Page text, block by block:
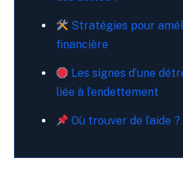
Stratégies pour
financière
Les signes d’une
liée à l’endettement
Où trouver de l’aide ?